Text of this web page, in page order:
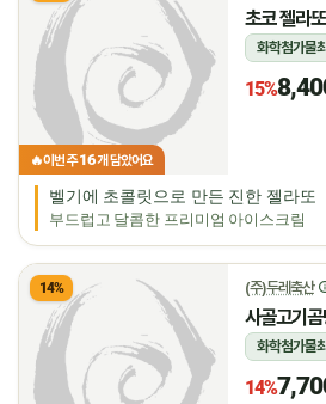
🔥이번 주16개 담았어요
초코 젤라또
화학첨가물
15%
벨기에 초콜릿으로 만든 진한 젤라또
부드럽고 달콤한 프리미엄 아이스크림
14% (주)두레축산
사골고기
화학첨가물
14%